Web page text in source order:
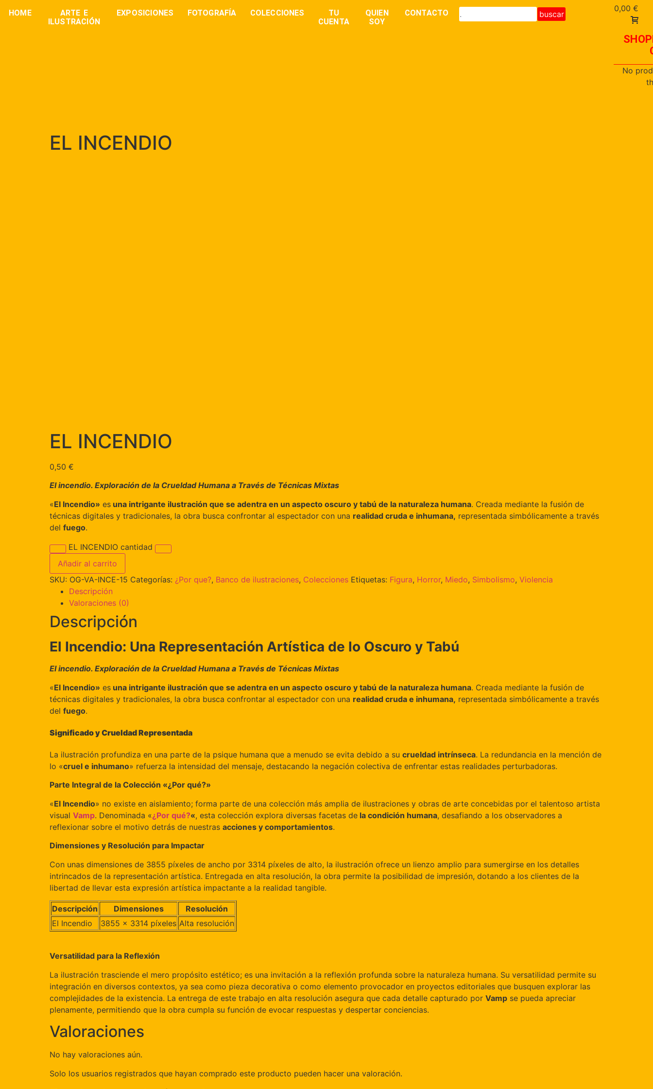
HOME
ARTE E
ILUSTRACIÓN
EXPOSICIONES FOTOGRAFÍA COLECCIONES
TU
CUENTA
QUIEN
SOY
CONTACTO buscar
0,00 €
No
EL INCENDIO
EL INCENDIO
0,50 €
El incendio. Exploración de la Crueldad Humana a Través de Técnicas Mixtas
«El Incendio» es una intrigante ilustración que se adentra en un aspecto oscuro y tabú de la naturaleza humana. Creada mediante la fusión de
técnicas digitales y tradicionales, la obra busca confrontar al espectador con una realidad cruda e inhumana, representada simbólicamente a través
del fuego.
EL INCENDIO cantidad
Añadir al carrito
SKU: OG-VA-INCE-15 Categorías: ¿Por que?, Banco de ilustraciones, Colecciones Etiquetas: Figura, Horror, Miedo, Simbolismo, Violencia
Descripción
Valoraciones (0)
Descripción
El Incendio: Una Representación Artística de lo Oscuro y Tabú
El incendio. Exploración de la Crueldad Humana a Través de Técnicas Mixtas
«El Incendio» es una intrigante ilustración que se adentra en un aspecto oscuro y tabú de la naturaleza humana. Creada mediante la fusión de
técnicas digitales y tradicionales, la obra busca confrontar al espectador con una realidad cruda e inhumana, representada simbólicamente a través
del fuego.
Significado y Crueldad Representada
La ilustración profundiza en una parte de la psique humana que a menudo se evita debido a su crueldad intrínseca. La redundancia en la mención de
lo «cruel e inhumano» refuerza la intensidad del mensaje, destacando la negación colectiva de enfrentar estas realidades perturbadoras.
Parte Integral de la Colección «¿Por qué?»
«El Incendio» no existe en aislamiento; forma parte de una colección más amplia de ilustraciones y obras de arte concebidas por el talentoso artista
visual Vamp. Denominada «¿Por qué?«, esta colección explora diversas facetas de la condición humana, desafiando a los observadores a
reflexionar sobre el motivo detrás de nuestras acciones y comportamientos.
Dimensiones y Resolución para Impactar
Con unas dimensiones de 3855 píxeles de ancho por 3314 píxeles de alto, la ilustración ofrece un lienzo amplio para sumergirse en los detalles
intrincados de la representación artística. Entregada en alta resolución, la obra permite la posibilidad de impresión, dotando a los clientes de la
libertad de llevar esta expresión artística impactante a la realidad tangible.
Descripción Dimensiones
Resolución
El Incendio
3855 x 3314 píxeles Alta resolución
Versatilidad para la Reflexión
La ilustración trasciende el mero propósito estético; es una invitación a la reflexión profunda sobre la naturaleza humana. Su versatilidad permite su
integración en diversos contextos, ya sea como pieza decorativa o como elemento provocador en proyectos editoriales que busquen explorar las
complejidades de la existencia. La entrega de este trabajo en alta resolución asegura que cada detalle capturado por Vamp se pueda apreciar
plenamente, permitiendo que la obra cumpla su función de evocar respuestas y despertar conciencias.
Valoraciones
No hay valoraciones aún.
Solo los usuarios registrados que hayan comprado este producto pueden hacer una valoración.